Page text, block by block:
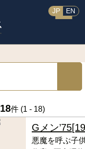
JP EN
18件 (1 - 18)
Gメン’75
悪魔を呼ぶ子